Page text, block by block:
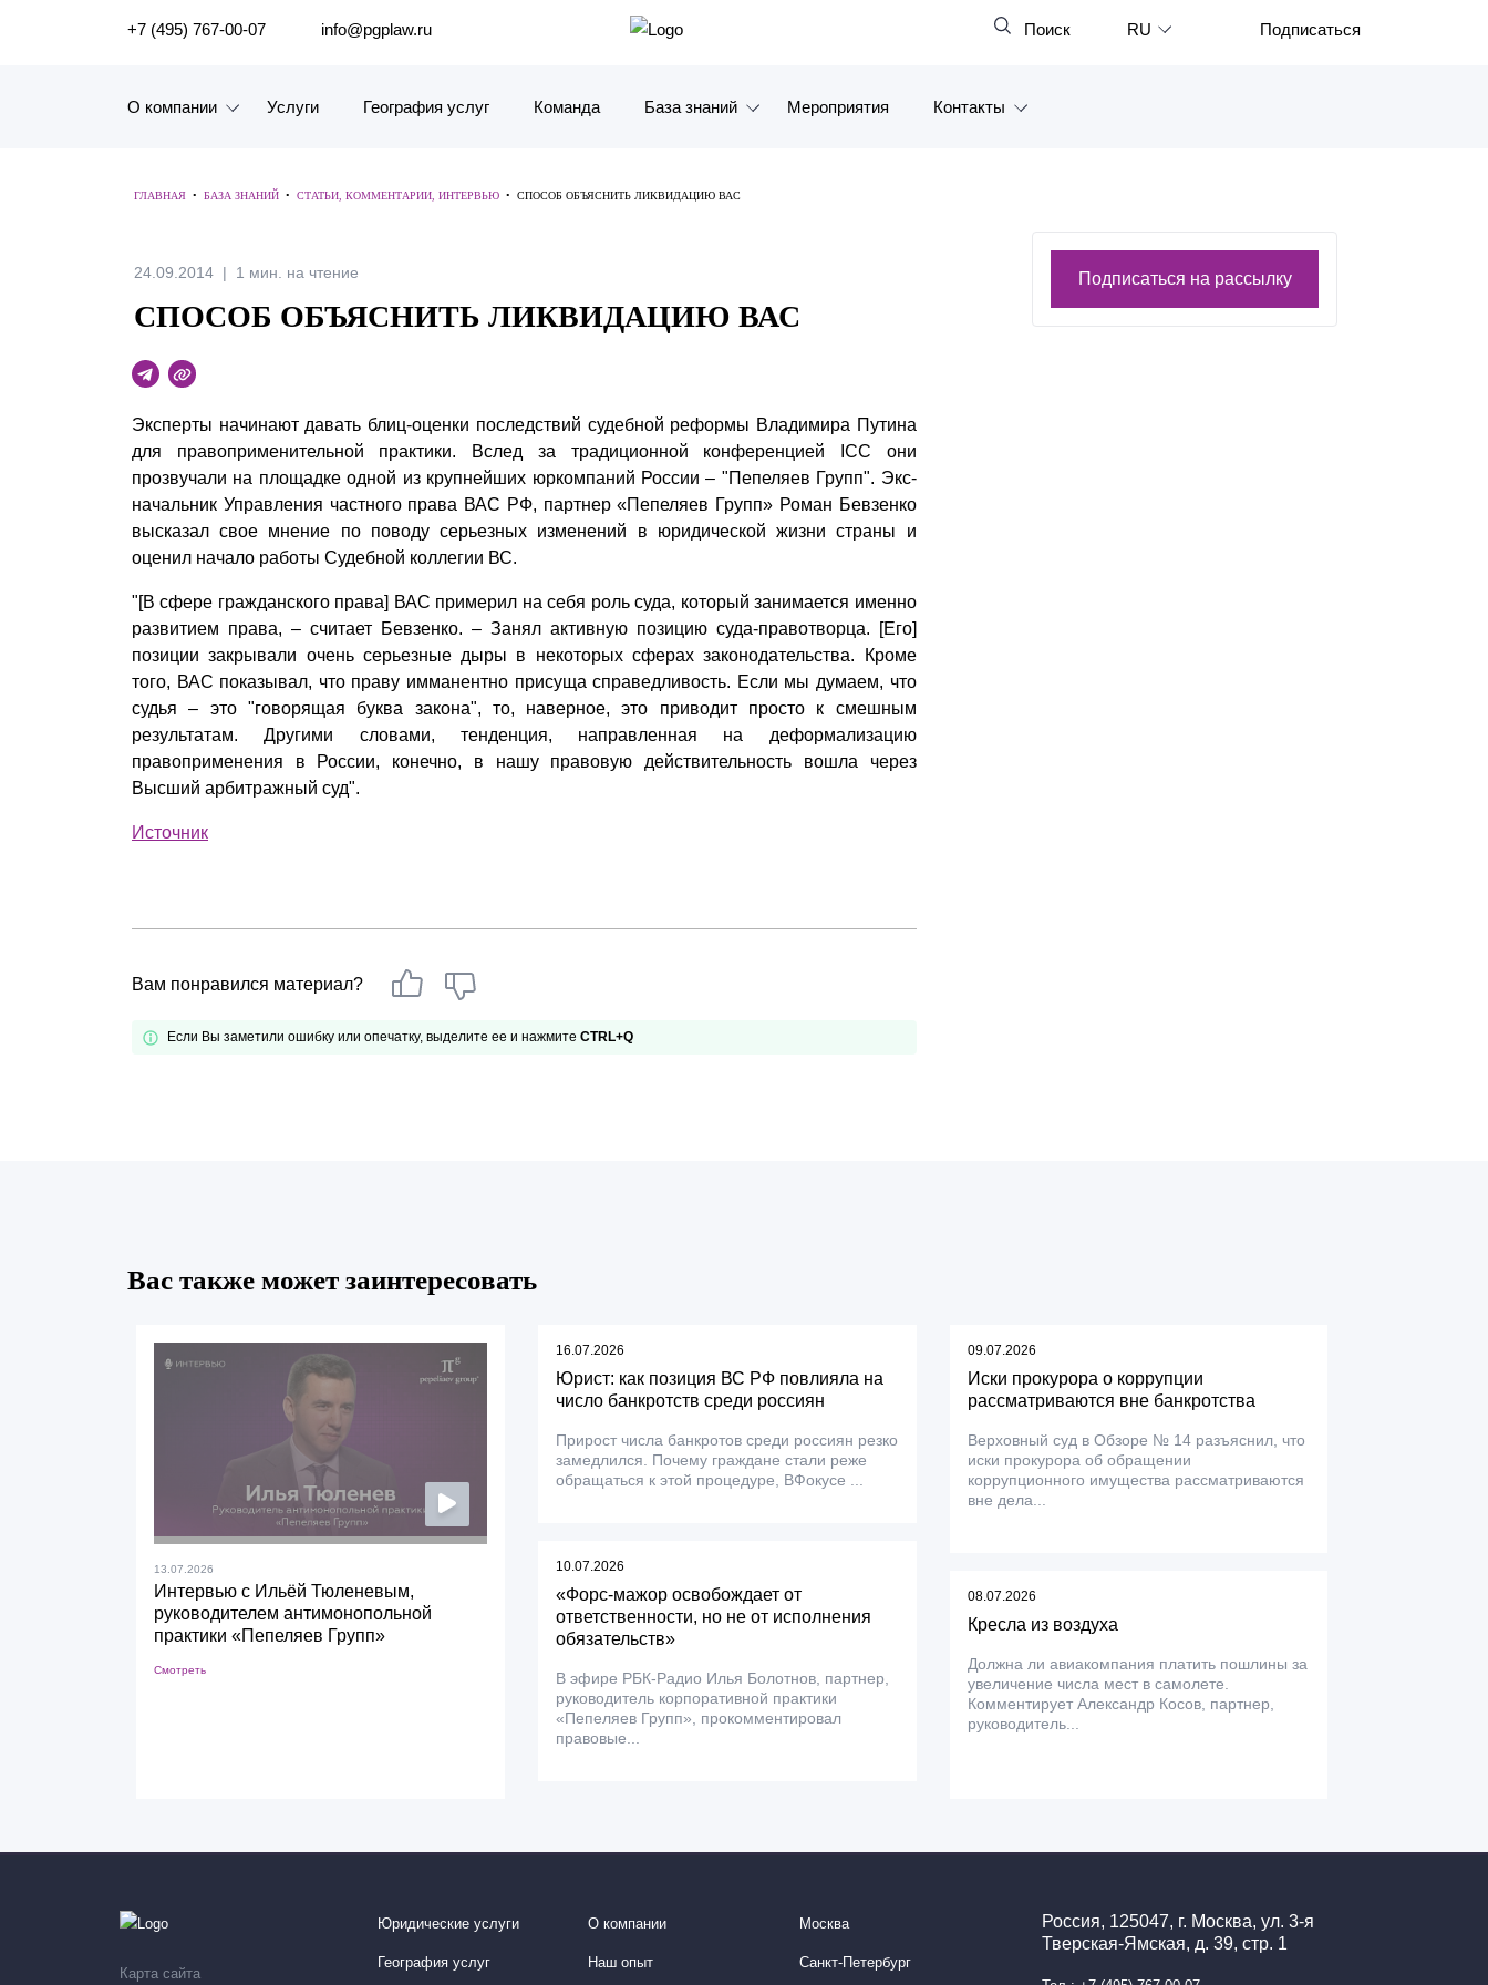
ПОИСК ПО САЙТУ Закрыть
+7 (495) 767-00-07 info@pgplaw.ru Поиск RU
Italiano
Español
Подписаться
О компании
Наш опыт
Рейтинги, Награды, Цифры
Новости
Карьера
История компании
Обращение Управляющего
Партнера
Социальная
ответственность
Услуги География услуг Команда База знаний
Видео
Журналы
Антикризисный инфопортал
Презентации экспертов
Мероприятия Контакты
ГЛАВНАЯ • БАЗА ЗНАНИЙ • СТАТЬИ, КОММЕНТАРИИ, ИНТЕРВЬЮ • СПОСОБ ОБЪЯСНИТЬ ЛИКВИДАЦИЮ ВАС
24.09.2014 1 мин. на чтение
СПОСОБ ОБЪЯСНИТЬ ЛИКВИДАЦИЮ ВАС
Эксперты начинают давать блиц-оценки последствий судебной реформы Владимира Путина
для правоприменительной практики. Вслед за традиционной конференцией ICC они
прозвучали на площадке одной из крупнейших юркомпаний России – "Пепеляев Групп". Экс-
начальник Управления частного права ВАС РФ, партнер «Пепеляев Групп» Роман Бевзенко
высказал свое мнение по поводу серьезных изменений в юридической жизни страны и
оценил начало работы Судебной коллегии ВС.
"[В сфере гражданского права] ВАС примерил на себя роль суда, который занимается именно
развитием права, – считает Бевзенко. – Занял активную позицию суда-правотворца. [Его]
позиции закрывали очень серьезные дыры в некоторых сферах законодательства. Кроме
того, ВАС показывал, что праву имманентно присуща справедливость. Если мы думаем, что
судья – это "говорящая буква закона", то, наверное, это приводит просто к смешным
результатам. Другими словами, тенденция, направленная на деформализацию
правоприменения в России, конечно, в нашу правовую действительность вошла через
Высший арбитражный суд".
Источник
Вам понравился материал?
Если Вы заметили ошибку или опечатку, выделите ее и нажмите CTRL+Q
Подписаться на рассылку
Вас также может заинтересовать
13.07.2026
Интервью с Ильёй Тюленевым,
руководителем антимонопольной
практики «Пепеляев Групп»
Смотреть
16.07.2026
Юрист: как позиция ВС РФ повлияла на
число банкротств среди россиян
Прирост числа банкротов среди россиян резко
замедлился. Почему граждане стали реже
обращаться к этой процедуре, ВФокусе ...
10.07.2026
«Форс-мажор освобождает от
ответственности, но не от исполнения
обязательств»
В эфире РБК-Радио Илья Болотнов, партнер,
руководитель корпоративной практики
«Пепеляев Групп», прокомментировал
правовые...
09.07.2026
Иски прокурора о коррупции
рассматриваются вне банкротства
Верховный суд в Обзоре № 14 разъяснил, что
иски прокурора об обращении
коррупционного имущества рассматриваются
вне дела...
08.07.2026
Кресла из воздуха
Должна ли авиакомпания платить пошлины за
увеличение числа мест в самолете.
Комментирует Александр Косов, партнер,
руководитель...
Карта сайта
Юридические услуги
География услуг
О компании
Наш опыт
Москва
Санкт-Петербург
Россия, 125047, г. Москва, ул. 3-я
Тверская-Ямская, д. 39, стр. 1